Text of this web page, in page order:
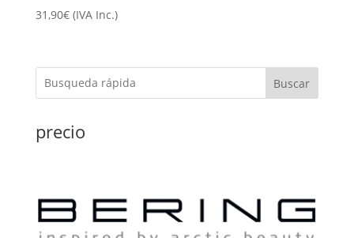
31,90€ (IVA Inc.)
Buscar
precio